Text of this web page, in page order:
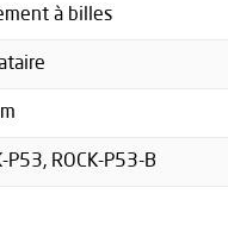
à billes
P53, ROCK-P53-B